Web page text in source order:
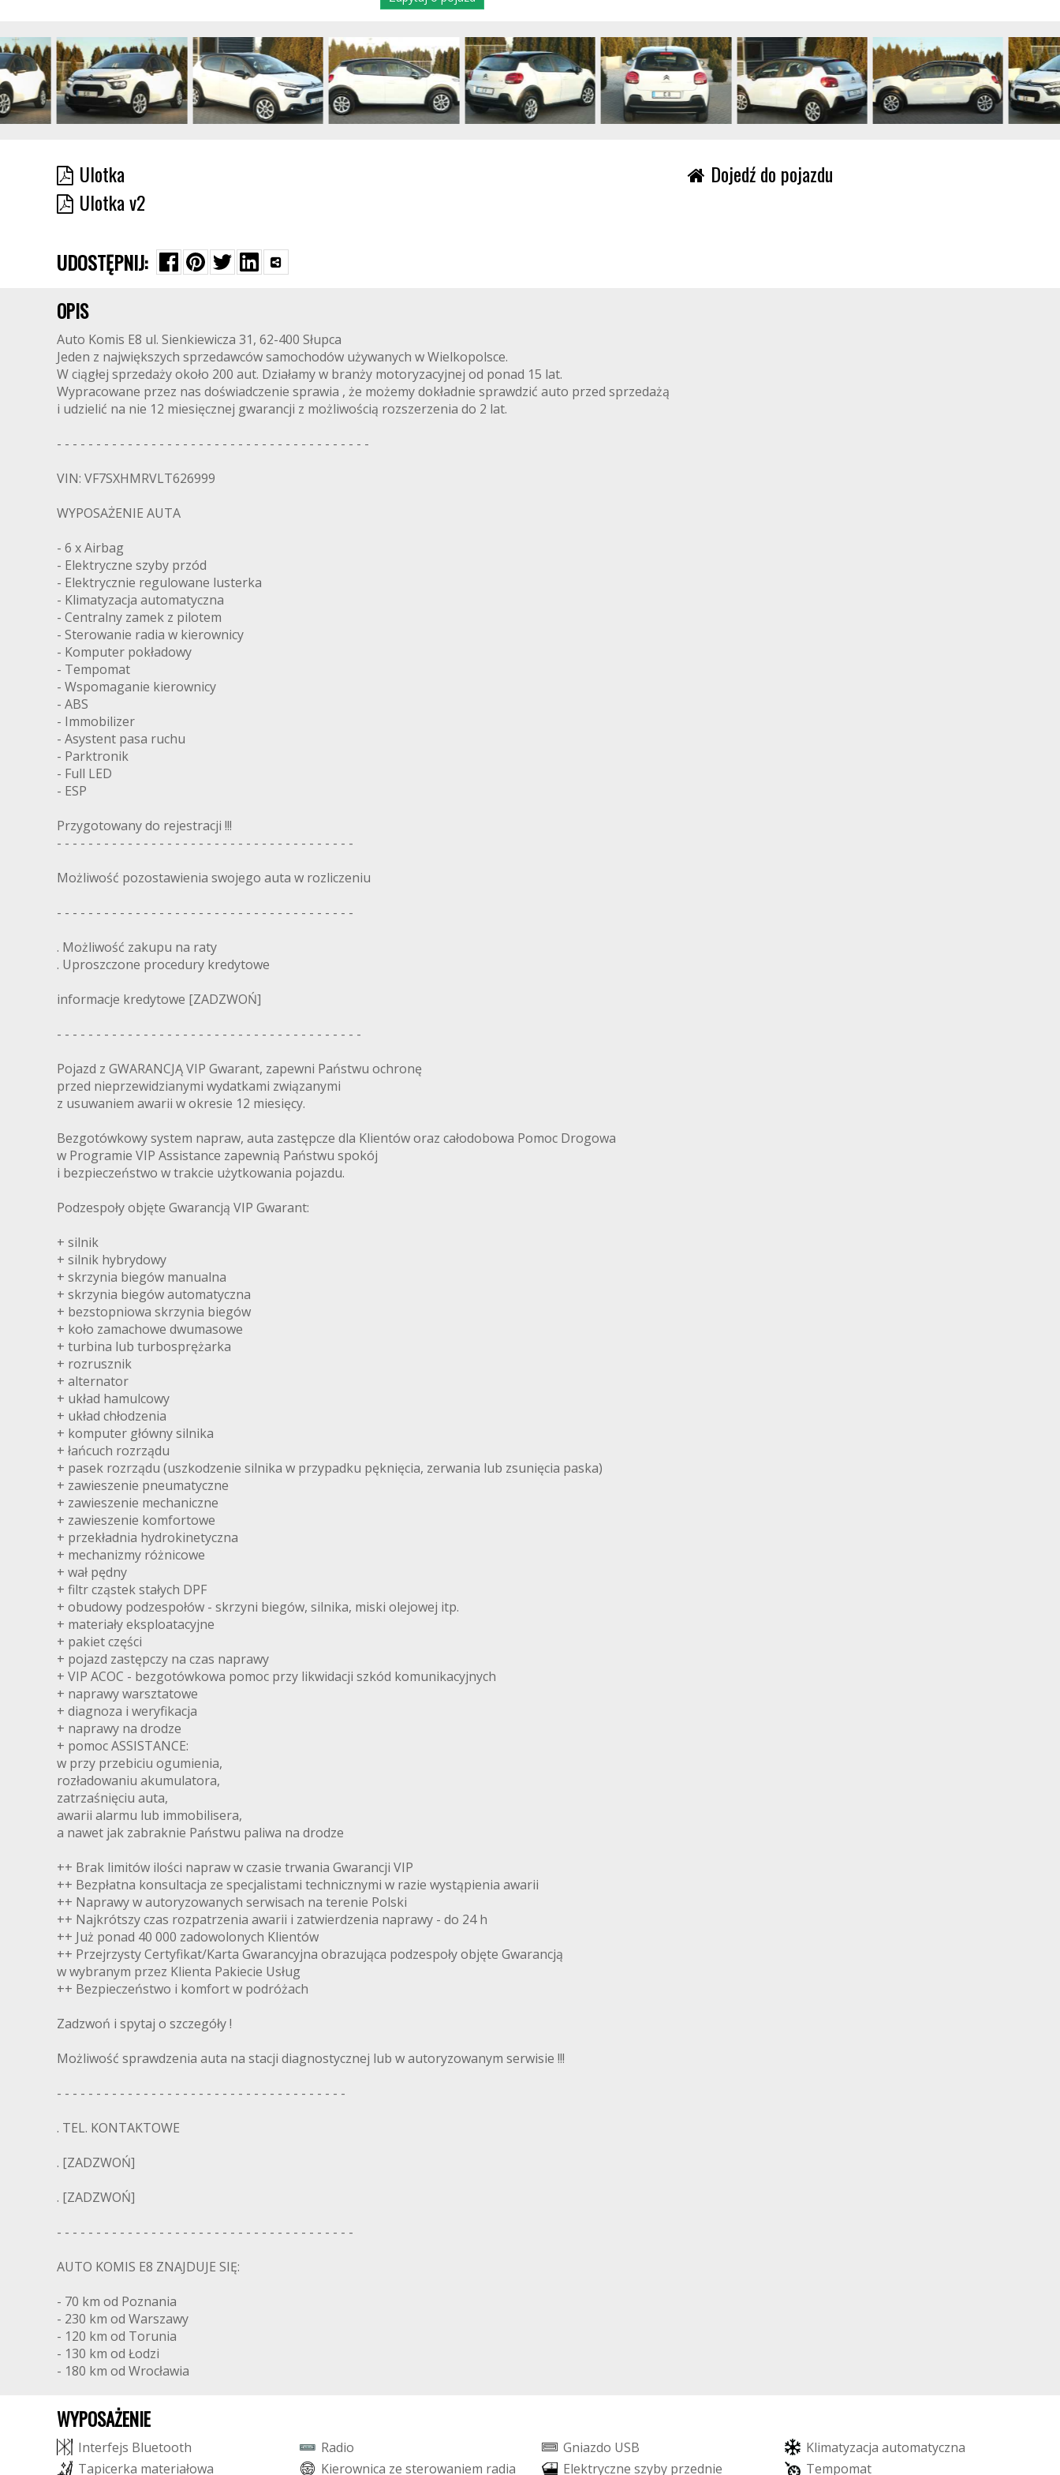
Ulotka
Ulotka v2
Dojedź do pojazdu
UDOSTĘPNIJ:
OPIS
Auto Komis E8 ul. Sienkiewicza 31, 62-400 Słupca
Jeden z największych sprzedawców samochodów używanych w Wielkopolsce.
W ciągłej sprzedaży około 200 aut. Działamy w branży motoryzacyjnej od ponad 15 lat.
Wypracowane przez nas doświadczenie sprawia , że możemy dokładnie sprawdzić auto przed sprzedażą
i udzielić na nie 12 miesięcznej gwarancji z możliwością rozszerzenia do 2 lat.
- - - - - - - - - - - - - - - - - - - - - - - - - - - - - - - - - - - - - - - -
VIN: VF7SXHMRVLT626999
WYPOSAŻENIE AUTA
- 6 x Airbag
- Elektryczne szyby przód
- Elektrycznie regulowane lusterka
- Klimatyzacja automatyczna
- Centralny zamek z pilotem
- Sterowanie radia w kierownicy
- Komputer pokładowy
- Tempomat
- Wspomaganie kierownicy
- ABS
- Immobilizer
- Asystent pasa ruchu
- Parktronik
- Full LED
- ESP
Przygotowany do rejestracji !!!
- - - - - - - - - - - - - - - - - - - - - - - - - - - - - - - - - - - - - -
Możliwość pozostawienia swojego auta w rozliczeniu
- - - - - - - - - - - - - - - - - - - - - - - - - - - - - - - - - - - - - -
. Możliwość zakupu na raty
. Uproszczone procedury kredytowe
informacje kredytowe [ZADZWOŃ]
- - - - - - - - - - - - - - - - - - - - - - - - - - - - - - - - - - - - - - -
Pojazd z GWARANCJĄ VIP Gwarant, zapewni Państwu ochronę
przed nieprzewidzianymi wydatkami związanymi
z usuwaniem awarii w okresie 12 miesięcy.
Bezgotówkowy system napraw, auta zastępcze dla Klientów oraz całodobowa Pomoc Drogowa
w Programie VIP Assistance zapewnią Państwu spokój
i bezpieczeństwo w trakcie użytkowania pojazdu.
Podzespoły objęte Gwarancją VIP Gwarant:
+ silnik
+ silnik hybrydowy
+ skrzynia biegów manualna
+ skrzynia biegów automatyczna
+ bezstopniowa skrzynia biegów
+ koło zamachowe dwumasowe
+ turbina lub turbosprężarka
+ rozrusznik
+ alternator
+ układ hamulcowy
+ układ chłodzenia
+ komputer główny silnika
+ łańcuch rozrządu
+ pasek rozrządu (uszkodzenie silnika w przypadku pęknięcia, zerwania lub zsunięcia paska)
+ zawieszenie pneumatyczne
+ zawieszenie mechaniczne
+ zawieszenie komfortowe
+ przekładnia hydrokinetyczna
+ mechanizmy różnicowe
+ wał pędny
+ filtr cząstek stałych DPF
+ obudowy podzespołów - skrzyni biegów, silnika, miski olejowej itp.
+ materiały eksploatacyjne
+ pakiet części
+ pojazd zastępczy na czas naprawy
+ VIP ACOC - bezgotówkowa pomoc przy likwidacji szkód komunikacyjnych
+ naprawy warsztatowe
+ diagnoza i weryfikacja
+ naprawy na drodze
+ pomoc ASSISTANCE:
w przy przebiciu ogumienia,
rozładowaniu akumulatora,
zatrzaśnięciu auta,
awarii alarmu lub immobilisera,
a nawet jak zabraknie Państwu paliwa na drodze
++ Brak limitów ilości napraw w czasie trwania Gwarancji VIP
++ Bezpłatna konsultacja ze specjalistami technicznymi w razie wystąpienia awarii
++ Naprawy w autoryzowanych serwisach na terenie Polski
++ Najkrótszy czas rozpatrzenia awarii i zatwierdzenia naprawy - do 24 h
++ Już ponad 40 000 zadowolonych Klientów
++ Przejrzysty Certyfikat/Karta Gwarancyjna obrazująca podzespoły objęte Gwarancją
w wybranym przez Klienta Pakiecie Usług
++ Bezpieczeństwo i komfort w podróżach
Zadzwoń i spytaj o szczegóły !
Możliwość sprawdzenia auta na stacji diagnostycznej lub w autoryzowanym serwisie !!!
- - - - - - - - - - - - - - - - - - - - - - - - - - - - - - - - - - - - -
. TEL. KONTAKTOWE
. [ZADZWOŃ]
. [ZADZWOŃ]
- - - - - - - - - - - - - - - - - - - - - - - - - - - - - - - - - - - - - -
AUTO KOMIS E8 ZNAJDUJE SIĘ:
- 70 km od Poznania
- 230 km od Warszawy
- 120 km od Torunia
- 130 km od Łodzi
- 180 km od Wrocławia
WYPOSAŻENIE
Interfejs Bluetooth Radio Gniazdo USB Klimatyzacja automatyczna
Tapicerka materiałowa Kierownica ze sterowaniem radia Elektryczne szyby przednie Tempomat